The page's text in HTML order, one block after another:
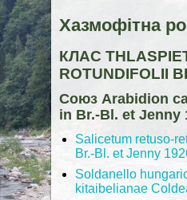
Хазмофітна
КЛАС
ROTUNDIFOLII
Союз Arabidion
in Br.-Bl. et Jenny
Salicetum retuso-
Br.-Bl. et Jenny
Soldanello
kitaibelianae